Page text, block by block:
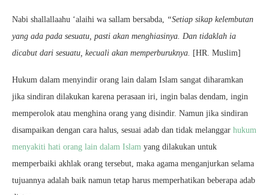
Nabi shallallaahu ‘alaihi wa sallam bersabda, “Setiap sikap kelembutan
yang ada pada sesuatu, pasti akan menghiasinya. Dan tidaklah ia
dicabut dari sesuatu, kecuali akan memperburuknya. [HR. Muslim]
Hukum dalam menyindir orang lain dalam Islam sangat diharamkan
jika sindiran dilakukan karena perasaan iri, ingin balas dendam, ingin
memperolok atau menghina orang yang disindir. Namun jika sindiran
disampaikan dengan cara halus, sesuai adab dan tidak melanggar hukum
menyakiti hati orang lain dalam Islam yang dilakukan untuk
memperbaiki akhlak orang tersebut, maka agama menganjurkan selama
tujuannya adalah baik namun tetap harus memperhatikan beberapa adab